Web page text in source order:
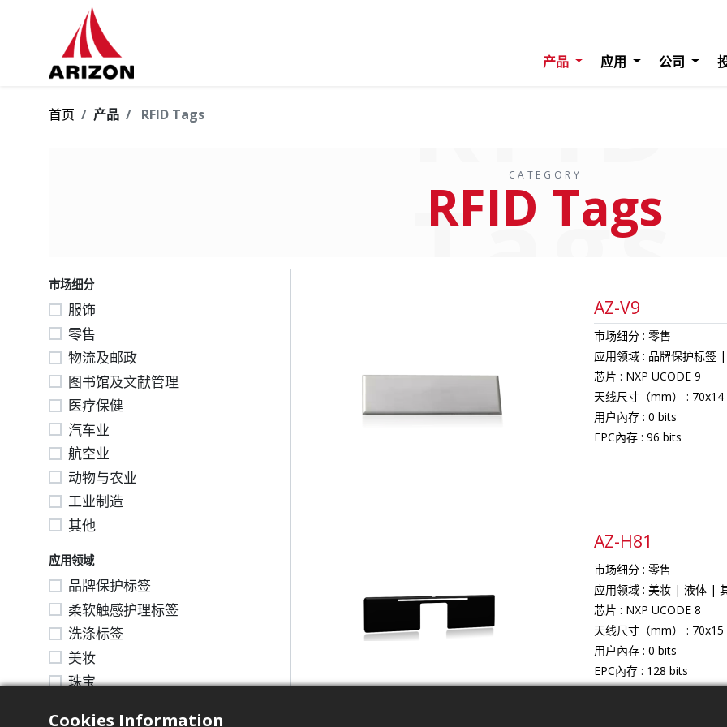
产品 应用 公司
首页 产品 RFID Tags
CATEGORY
RFID Tags
Tags
市场细分
服饰
零售
物流及邮政
图书馆及文献管理
医疗保健
汽车业
航空业
动物与农业
工业制造
其他
应用领域
品牌保护标签
柔软触感护理标签
洗涤标签
美妆
珠宝
AZ-V9
市场细分 零售
应用领域
品牌保护标签
芯片
NXP UCODE 9
天线尺寸（mm）
70x14
用户內存 0 bits
EPC內存 96 bits
AZ-H81
市场细分 零售
应用领域 美妆 液体
芯片
NXP UCODE 8
天线尺寸（mm）
70x15
用户內存 0 bits
EPC內存
128 bits
Cookies Information